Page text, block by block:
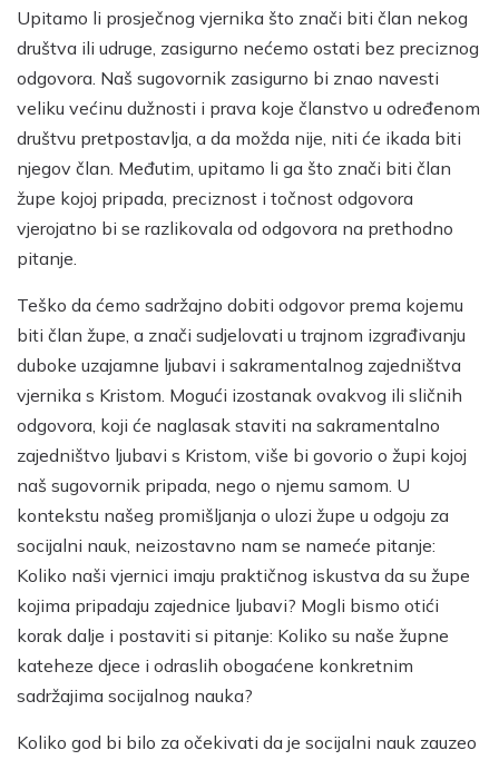
Upitamo li prosječnog vjernika što znači biti član nekog
društva ili udruge, zasigurno nećemo ostati bez preciznog
odgovora. Naš sugovornik zasigurno bi znao navesti
veliku većinu dužnosti i prava koje članstvo u određenom
društvu pretpostavlja, a da možda nije, niti će ikada biti
njegov član. Međutim, upitamo li ga što znači biti član
župe kojoj pripada, preciznost i točnost odgovora
vjerojatno bi se razlikovala od odgovora na prethodno
pitanje.
Teško da ćemo sadržajno dobiti odgovor prema kojemu
biti član župe, a znači sudjelovati u trajnom izgrađivanju
duboke uzajamne ljubavi i sakramentalnog zajedništva
vjernika s Kristom. Mogući izostanak ovakvog ili sličnih
odgovora, koji će naglasak staviti na sakramentalno
zajedništvo ljubavi s Kristom, više bi govorio o župi kojoj
naš sugovornik pripada, nego o njemu samom. U
kontekstu našeg promišljanja o ulozi župe u odgoju za
socijalni nauk, neizostavno nam se nameće pitanje:
Koliko naši vjernici imaju praktičnog iskustva da su župe
kojima pripadaju zajednice ljubavi? Mogli bismo otići
korak dalje i postaviti si pitanje: Koliko su naše župne
kateheze djece i odraslih obogaćene konkretnim
sadržajima socijalnog nauka?
Koliko god bi bilo za očekivati da je socijalni nauk zauzeo